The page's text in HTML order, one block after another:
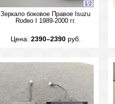
1/2
Зеркало боковое Правое Isuzu
Rodeo I 1989-2000 гг.
Цена: 2390–2390руб.